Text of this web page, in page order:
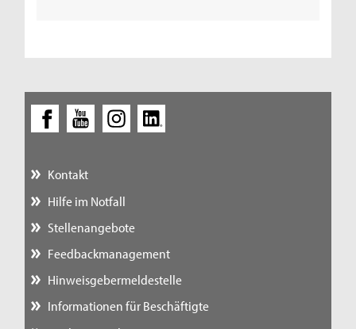
Kontakt
Hilfe im Notfall
Stellenangebote
Feedbackmanagement
Hinweisgebermeldestelle
Informationen für Beschäftigte